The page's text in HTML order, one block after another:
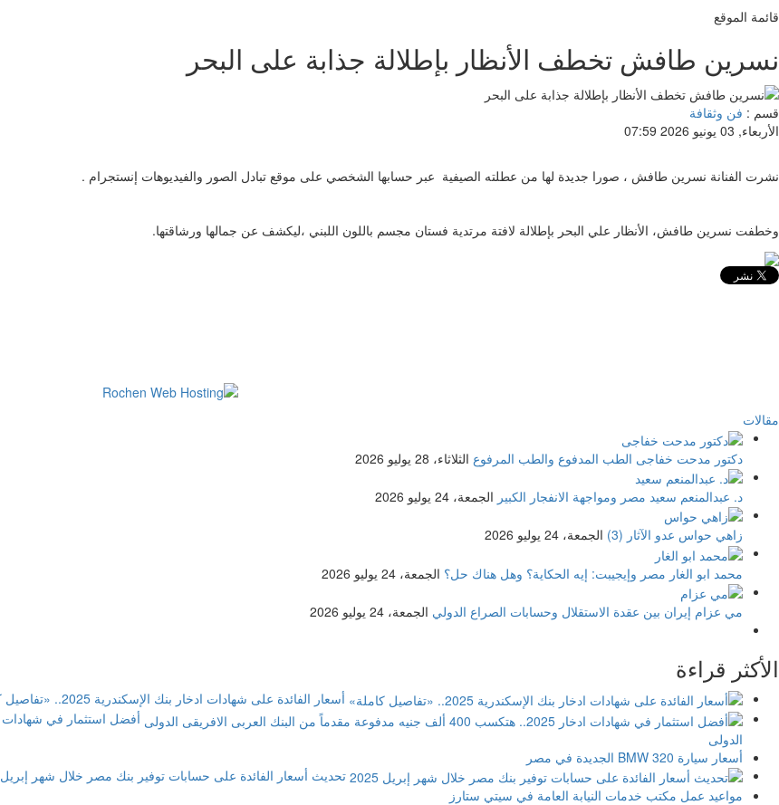
قائمة الموقع
نسرين طافش تخطف الأنظار بإطلالة جذابة على البحر
قسم : فن وثقافة
الأربعاء, 03 يونيو 2026 07:59
نشرت الفنانة نسرين طافش ، صورا جديدة لها من عطلته الصيفية عبر حسابها الشخصي على موقع تبادل الصور والفيديوهات إنستجرام .
وخطفت نسرين طافش، الأنظار علي البحر بإطلالة لافتة مرتدية فستان مجسم باللون اللبني ،ليكشف عن جمالها ورشاقتها.
مقالات
دكتور مدحت خفاجى الطب المدفوع والطب المرفوع الثلاثاء، 28 يوليو 2026
د. عبدالمنعم سعيد مصر ومواجهة الانفجار الكبير الجمعة، 24 يوليو 2026
زاهي حواس عدو الآثار (3) الجمعة، 24 يوليو 2026
محمد ابو الغار مصر وإيجيبت: إيه الحكاية؟ وهل هناك حل؟ الجمعة، 24 يوليو 2026
مي عزام إيران بين عقدة الاستقلال وحسابات الصراع الدولي الجمعة، 24 يوليو 2026
الأكثر قراءة
أسعار الفائدة على شهادات ادخار بنك الإسكندرية 2025.. «تفاصيل كاملة»
الدولى
أسعار سيارة BMW 320 الجديدة في مصر
تحديث أسعار الفائدة على حسابات توفير بنك مصر خلال شهر إبريل 2025
مواعيد عمل مكتب خدمات النيابة العامة في سيتي ستارز